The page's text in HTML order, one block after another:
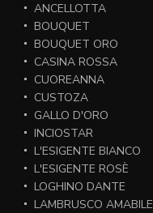
ANCELLOTTA
BOUQUET
BOUQUET ORO
CASINA ROSSA
CUOREANNA
CUSTOZA
GALLO D'ORO
INCIOSTAR
L'ESIGENTE BIANCO
L'ESIGENTE ROSÈ
LOGHINO DANTE
LAMBRUSCO AMABILE